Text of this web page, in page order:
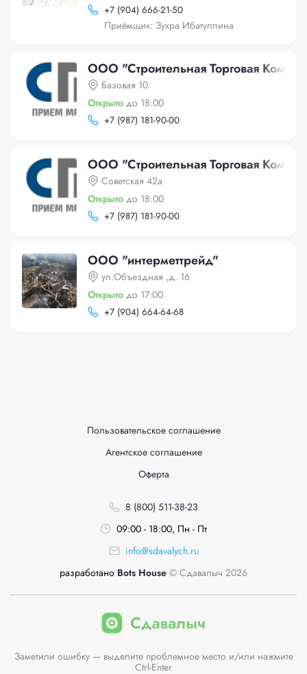
+7 (904) 666-21-50
Приёмщик: Зухра Ибатуллина
ООО "Строительная Торговая
Базовая 10
Открыто до 18:00
+7 (987) 181-90-00
ООО "Строительная Торговая
Советская 42а
Открыто до 18:00
+7 (987) 181-90-00
ООО "интерметтрейд"
ул.Объездная ,д. 16
Открыто до 17:00
+7 (904) 664-64-68
Пользовательское соглашение
Агентское соглашение
Оферта
8 (800) 511-38-23
09:00 - 18:00, Пн - Пт
info@sdavalych.ru
разработано Bots House © Сдавалыч 2026
Заметили ошибку — выделите проблемное место и/или нажмите
Ctrl-Enter